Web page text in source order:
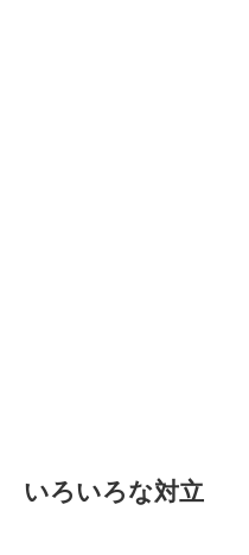
いろいろな対立